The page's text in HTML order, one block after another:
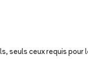
seuls ceux requis